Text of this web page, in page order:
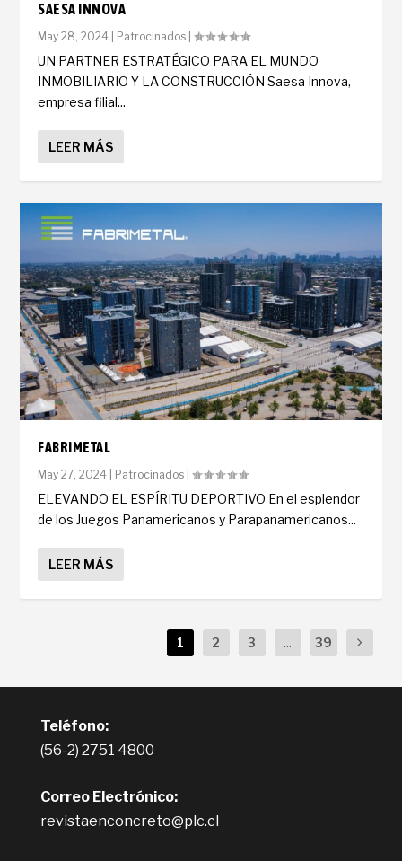
SAESA INNOVA
May 28, 2024 Patrocinados |
UN PARTNER ESTRATÉGICO PARA EL MUNDO
INMOBILIARIO Y LA CONSTRUCCIÓN Saesa Innova,
empresa filial...
LEER MÁS
FABRIMETAL
May 27, 2024 Patrocinados |
ELEVANDO EL ESPÍRITU DEPORTIVO En el esplendor
de los Juegos Panamericanos y Parapanamericanos...
LEER MÁS
1 2 3 ... 39
Teléfono:
(56-2) 2751 4800
Correo Electrónico:
revistaenconcreto@plc.cl